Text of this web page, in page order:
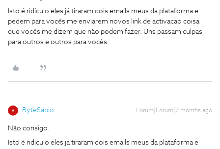
Isto é ridículo eles já tiraram dois emails meus da plataforma e
pedem para vocês me enviarem novos link de activacao coisa
que vocês me dizem que não podem fazer. Uns passam culpas
para outros e outros para vocês.
ByteSábio Forum|Forum|7 months ago
Não consigo.
Isto é ridículo eles já tiraram dois emails meus da plataforma e